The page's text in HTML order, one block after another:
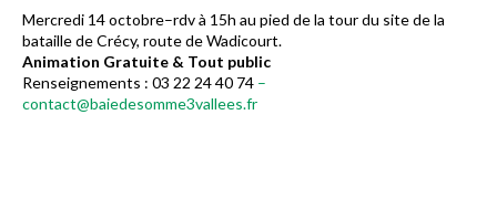
Mercredi 14 octobre–rdv à 15h au pied de la tour du site de la
bataille de Crécy, route de Wadicourt.
Animation Gratuite & Tout public
Renseignements : 03 22 24 40 74 –
contact@baiedesomme3vallees.fr